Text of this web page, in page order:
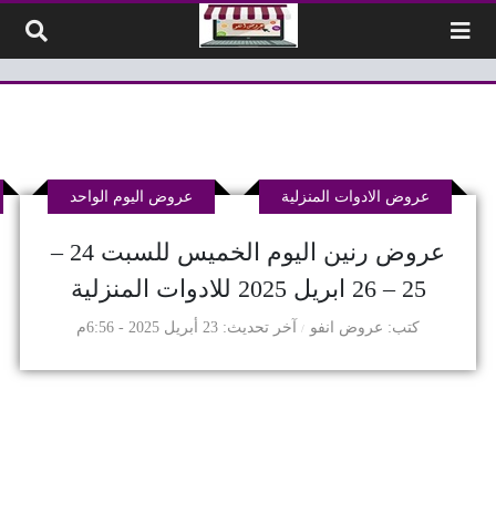
عروض رنين اليوم الخميس للسبت 24 –
25 – 26 ابريل 2025 للادوات المنزلية
كتب عروض انفو
عروض الادوات المنزلية عروض اليوم الواحد
آخر تحديث 23 أبريل 2025 - 6:56م